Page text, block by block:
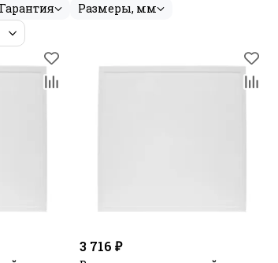
Гарантия Размеры, мм
3 716 ₽